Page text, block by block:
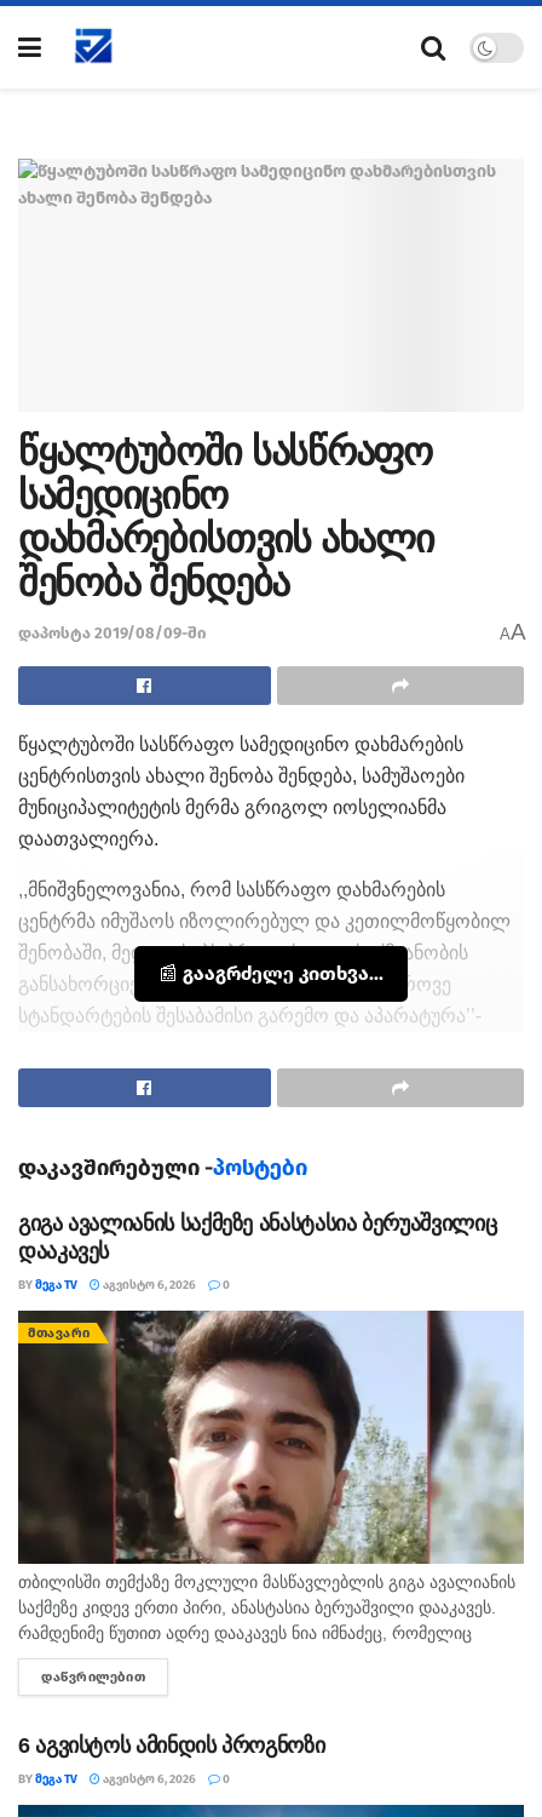
წყალტუბოში სასწრაფო
სამედიცინო
დახმარებისთვის ახალი
შენობა შენდება
დაპოსტა 2019/08/09-ში AA
წყალტუბოში სასწრაფო სამედიცინო დახმარების
ცენტრისთვის ახალი შენობა შენდება, სამუშაოები
მუნიციპალიტეტის მერმა გრიგოლ იოსელიანმა
დაათვალიერა.
,,მნიშვნელოვანია, რომ სასწრაფო დახმარების
ცენტრმა იმუშაოს იზოლირებულ და კეთილმოწყობილ
შენობაში, მედიკოსებს პროფესიული საქმიანობის
განსახორციელებლად ჰქონდეთ თანამედროვე
სტანდარტების შესაბამისი გარემო და აპარატურა’’-
წყალტუბოში სასწრაფო სამედიცინო დახმარების
ღირებულება 262 452 ლარია.
ორგანიზაცია ემსახურება წყალტუბოს
მუნიციპალიტეტის მოსახლეობას, რომლის
რაოდენობაც 56 883 ადამიანს შეადგენს
📰 გააგრძელე კითხვა...
თეგები: wyaltubo სასწრაფო
სასწრაფო სამედიცინო დახმარება წყალტუბო
წყალტუბოს მერი
დაკავშირებული -პოსტები
გიგა ავალიანის საქმეზე ანასტასია ბერუაშვილიც
დააკავეს
BYᲛᲔᲒᲐ TV ᲐᲒᲕᲘᲡᲢᲝ 6, 2026 0
ᲛᲗᲐᲕᲐᲠᲘ
თბილისში თემქაზე მოკლული მასწავლებლის გიგა ავალიანის
საქმეზე კიდევ ერთი პირი, ანასტასია ბერუაშვილი დააკავეს.
რამდენიმე წუთით ადრე დააკავეს ნია იმნაძეც, რომელიც
ავალიანის საქმეზე მთავარი მსჯავრდებულის, ალექსანდრე
გაბაშვილის შეყვარებულია. პირველების...
ᲓᲐᲬᲕᲠᲘᲚᲔᲑᲘᲗ
6 აგვისტოს ამინდის პროგნოზი
BYᲛᲔᲒᲐ TV ᲐᲒᲕᲘᲡᲢᲝ 6, 2026 0